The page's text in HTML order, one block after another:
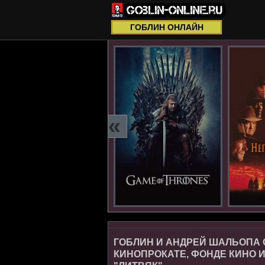
ГОБЛИН ОНЛАЙН
«
ГОБЛИН И АНДРЕЙ ШАЛЬОПА
КИНОПРОКАТЕ, ФОНДЕ КИНО